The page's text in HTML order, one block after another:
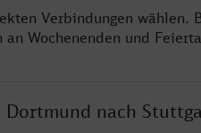
Verbindungen wählen.
Wochenenden und
nach